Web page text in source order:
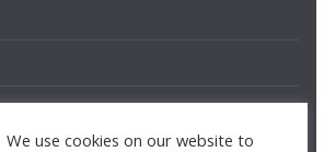
We use cookies on our website to